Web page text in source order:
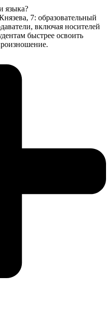
языка?
7: образовательный
включая носителей
быстрее освоить